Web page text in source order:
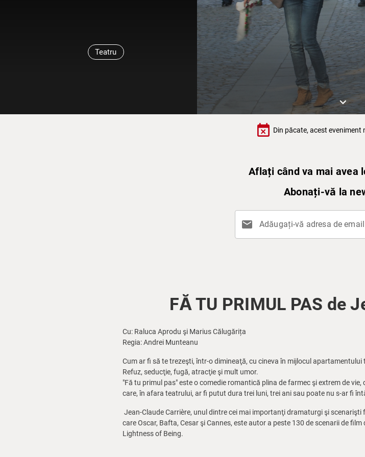
Teatru
keyboard_arrow_down
event_busy Din păcate, acest eveniment
Aflați când va mai avea
Abonați-vă la
mail Adăugați-vă adresa de
FĂ TU PRIMUL PAS de
Cu: Raluca Aprodu şi Marius Călugărița
Regia: Andrei Munteanu
Cum ar fi să te trezeşti, într-o dimineaţă, cu cineva în mijlocul
Refuz, seducţie, fugă, atracţie şi mult umor.
"Fă tu primul pas" este o comedie romantică plina de farmec şi extrem de
care, în afara teatrului, ar fi putut dura trei luni, trei ani sau poate nu s-ar fi
Jean-Claude Carrière, unul dintre cei mai importanţi dramaturgi şi
care Oscar, Bafta, Cesar şi Cannes, este autor a peste 130 de scenarii de
Lightness of Being.